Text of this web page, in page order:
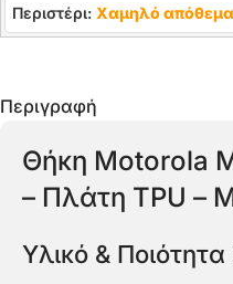
Περιστέρι: Χαμηλό απόθεμα
Περιγραφή
Θήκη Motorola
– Πλάτη TPU –
Υλικό &